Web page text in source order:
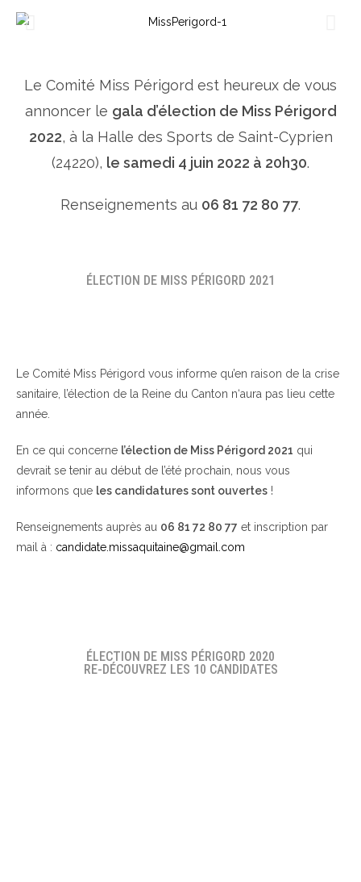
Le Comité Miss Périgord est heureux de vous
annoncer le gala d’élection de Miss Périgord
2022, à la Halle des Sports de Saint-Cyprien
(24220), le samedi 4 juin 2022 à 20h30.
Renseignements au 06 81 72 80 77.
ÉLECTION DE MISS PÉRIGORD 2021
Le Comité Miss Périgord vous informe qu’en raison de la crise
sanitaire, l’élection de la Reine du Canton n‘aura pas lieu cette
année.
En ce qui concerne l’élection de Miss Périgord 2021 qui
devrait se tenir au début de l’été prochain, nous vous
informons que les candidatures sont ouvertes !
Renseignements auprès au 06 81 72 80 77 et inscription par
mail à : candidate.missaquitaine@gmail.com
ÉLECTION DE MISS PÉRIGORD 2020
RE-DÉCOUVREZ LES 10 CANDIDATES